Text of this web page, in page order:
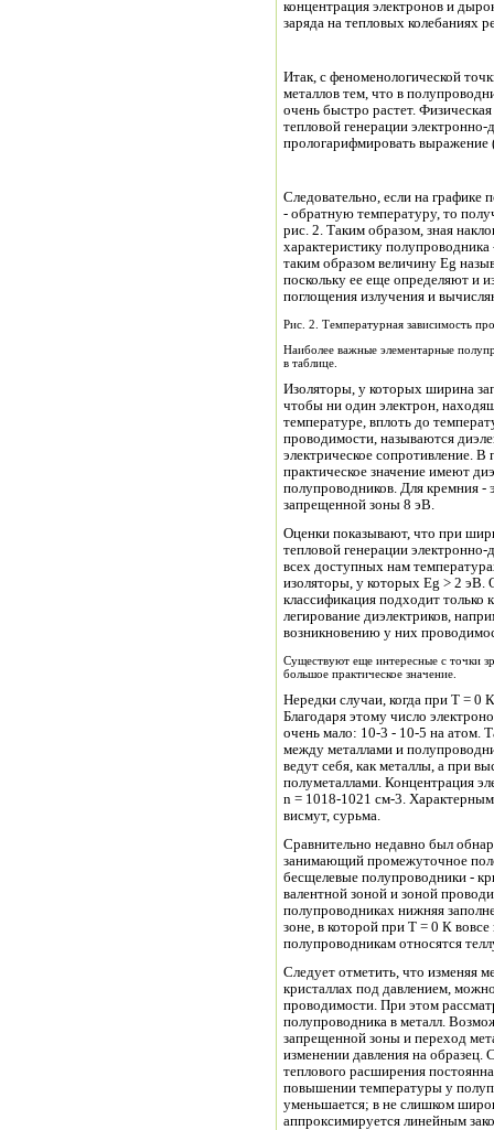
концентрация электронов и
заряда на тепловых колебаниях
Итак, с феноменологической
металлов тем, что в
очень быстро растет.
тепловой генерации
прологарифмировать выражение
Следовательно, если на графике
- обратную температуру, то
рис. 2. Таким образом, зная
характеристику
таким образом величину Eg
поскольку ее еще определяют и
поглощения излучения и
Рис. 2. Температурная зависимость
Наиболее важные элементарные
в таблице.
Изоляторы, у которых ширина
чтобы ни один электрон,
температуре, вплоть до
проводимости, называются
электрическое сопротивление.
практическое значение имеют
полупроводников. Для кремния
запрещенной зоны 8 эВ.
Оценки показывают, что при
тепловой генерации
всех доступных нам
изоляторы, у которых Eg > 2 эВ.
классификация подходит только
легирование диэлектриков,
возникновению у них
Существуют еще интересные с точки
большое практическое значение.
Нередки случаи, когда при Т = 0
Благодаря этому число
очень мало: 10-3 - 10-5 на атом.
между металлами и
ведут себя, как металлы, а при
полуметаллами. Концентрация
n = 1018-1021 см-3.
висмут, сурьма.
Сравнительно недавно был
занимающий промежуточное
бесщелевые полупроводники -
валентной зоной и зоной
полупроводниках нижняя
зоне, в которой при Т = 0 К
полупроводникам относятся
Следует отметить, что изменяя
кристаллах под давлением,
проводимости. При этом
полупроводника в металл.
запрещенной зоны и переход
изменении давления на образец.
теплового расширения
повышении температуры у
уменьшается; в не слишком
аппроксимируется линейным